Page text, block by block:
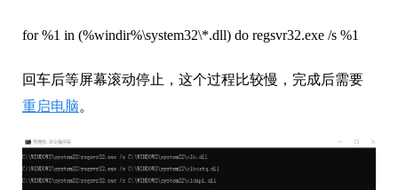
for %1 in (%windir%\system32\*.dll) do regsvr32.exe /s %1
回车后等屏幕滚动停止，这个过程比较慢，完成后需要
重启电脑。